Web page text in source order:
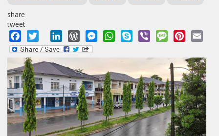
share
tweet
Facebook
Twitter LinkedInWordPressMessengerWhatsApp
Skype Viber MessagePinterest